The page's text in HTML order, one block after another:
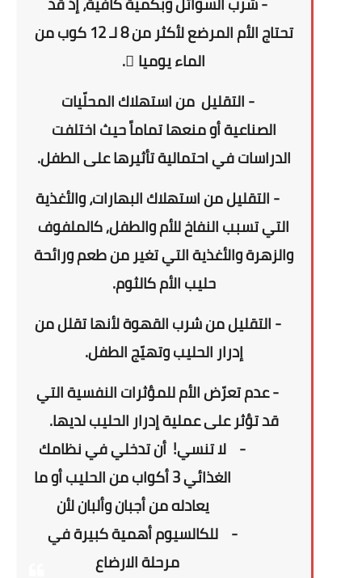
تحتاج الأم المرضع لأكثر من8 لـ 12 كوب
من
الماء يوميا ً.
- التقليل من استهلاك المحلّيات
الصناعيةأو منعها تماماًحيثاختلفت
الدراسات في احتمالية تأثيرها على الطفل.
- التقليل من استهلاك البهارات، والأغذية
التي تسبب النفاخ للأم والطفل, كالملفوف
والزهرة والأغذية التي تغير من طعم ورائحة
حليب الأم كالثوم.
- التقليل من شرب القهوة لأنها تقلل من
إدرار الحليب وتهيّج الطفل.
- عدم تعرّض الأم للمؤثرات النفسية التي
قد تؤثر على عملية إدرار الحليب لديها.
- لا تنسي! أن تدخلي في نظامك
الغذائي 3 أكواب من الحليب أو ما
يعادله من أجبان وألبان لأن
- للكالسيوم أهمية كبيرة في
مرحلة الارضاع